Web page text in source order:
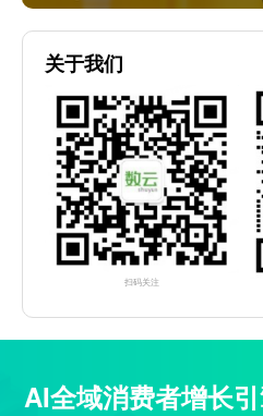
关于我们
扫码关注
AI全域消费者增长